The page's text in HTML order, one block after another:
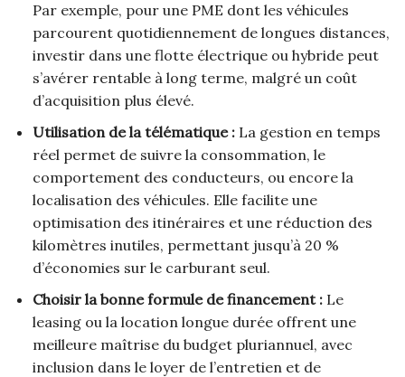
Par exemple, pour une PME dont les véhicules
parcourent quotidiennement de longues distances,
investir dans une flotte électrique ou hybride peut
s’avérer rentable à long terme, malgré un coût
d’acquisition plus élevé.
Utilisation de la télématique :La gestion en temps
réel permet de suivre la consommation, le
comportement des conducteurs, ou encore la
localisation des véhicules. Elle facilite une
optimisation des itinéraires et une réduction des
kilomètres inutiles, permettant jusqu’à 20 %
d’économies sur le carburant seul.
Choisir la bonne formule de financement :Le
leasing ou la location longue durée offrent une
meilleure maîtrise du budget pluriannuel, avec
inclusion dans le loyer de l’entretien et de